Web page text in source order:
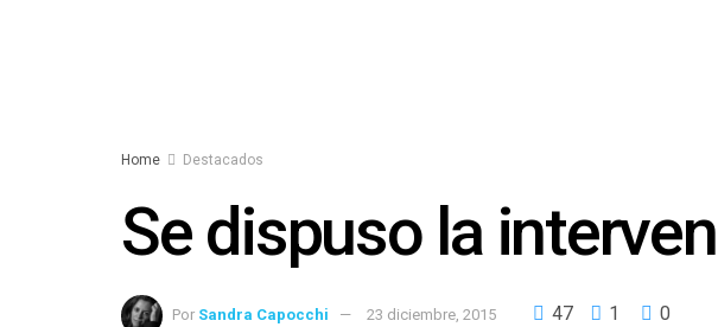
Home Destacados
Se dispuso la
Por Sandra Capocchi 23 diciembre, 2015 47 1 0